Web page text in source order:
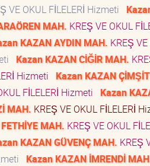
VE OKUL FİLELERİ Hizmeti
MAH. KREŞ VE OKUL
KAZAN AYDIN MAH. KREŞ
Kazan KAZAN CİĞİR MAH.
Hizmeti Kazan KAZAN
FİLELERİ Hizmeti Kazan
MAH. KREŞ VE OKUL FİLELERİ
MAH. KREŞ VE OKUL
KAZAN GÜVENÇ MAH. KREŞ
Kazan KAZAN İMRENDİ